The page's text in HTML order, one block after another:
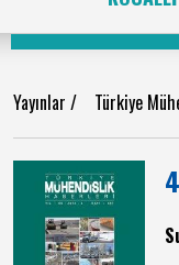
Yayınlar / Türkiye